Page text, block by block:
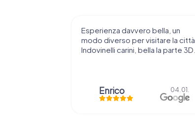
Esperienza davvero bella, un
modo diverso per visitare la città.
Indovinelli carini, bella la parte 3D.
Enrico 04.01.